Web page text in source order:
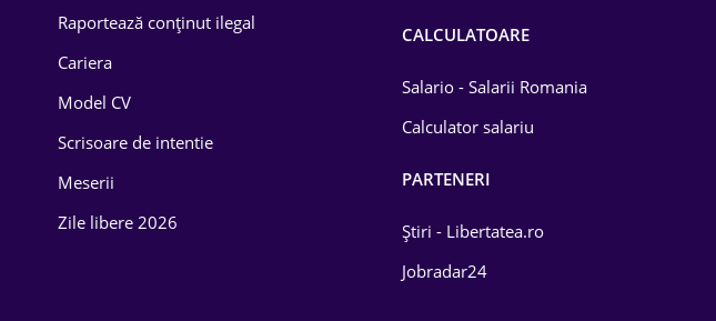
Educație / Training
Energetică
Farma
Raportează conținut ilegal
Cariera
Model CV
Scrisoare de intentie
Meserii
Zile libere 2026
CALCULATOARE
Salario - Salarii Romania
Calculator salariu
PARTENERI
Știri - Libertatea.ro
Jobradar24